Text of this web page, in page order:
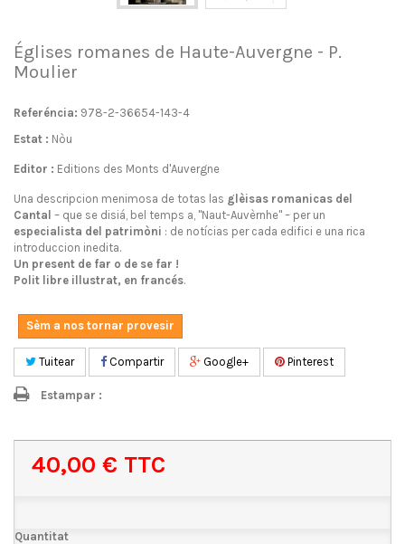
Églises romanes de Haute-Auvergne - P.
Moulier
Referéncia: 978-2-36654-143-4
Estat : Nòu
Editor : Editions des Monts d'Auvergne
Una descripcion menimosa de totas las glèisas romanicas del
Cantal – que se disiá, bel temps a, "Naut-Auvèrnhe" – per un
especialista del patrimòni : de notícias per cada edifici e una rica
introduccion inedita.
Un present de far o de se far !
Polit libre illustrat, en francés.
Sèm a nos tornar provesir
Tuitear Compartir Google+ Pinterest
Estampar :
40,00 € TTC
Quantitat